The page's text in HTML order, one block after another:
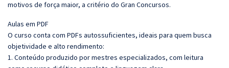
motivos de força maior, a critério do Gran Concursos.
Aulas em PDF
O curso conta com PDFs autossuficientes, ideais para quem busca
objetividade e alto rendimento:
1. Conteúdo produzido por mestres especializados, com leitura